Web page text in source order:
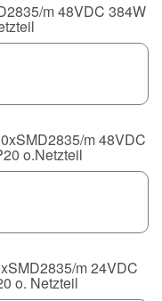
m 48VDC 384W
m 48VDC
o.Netzteil
m 24VDC
o. Netzteil